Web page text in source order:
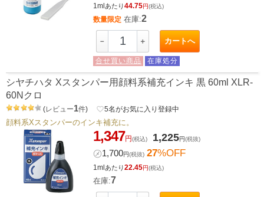
1mlあたり44.75円(税込)
数量限定 在庫:2
－ ＋ カートへ
合せ買い商品 在庫処分
シヤチハタ Xスタンパー用顔料系補充インキ 黒 60ml XLR-
60Nクロ
(レビュー1件) favorite_border5名がお気に入り登録中
顔料系Xスタンパーのインキ補充に。
1,347円(税込) 1,225円(税抜)
㋱1,700円(税抜) 27%OFF
1mlあたり22.45円(税込)
在庫:7